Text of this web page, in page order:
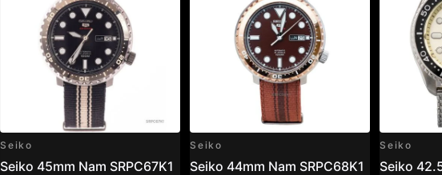
Seiko
Seiko 45mm Nam SRPC67K1
Seiko
Seiko 44mm Nam SRPC68K1
Seiko
Seiko